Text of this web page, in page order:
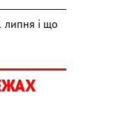
липня і що